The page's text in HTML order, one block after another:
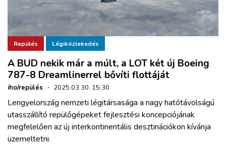
ELLÁTÁSI LÁNC
ZÖLDÚT
HAJÓZÁS
BLOG
ARCHÍVUM
Repülés Légiközlekedés
A BUD nekik már a múlt, a LOT két új Boeing
787-8 Dreamlinerrel bővíti flottáját
iho/repülés · 2025.03.30. 15:30
Lengyelország nemzeti légitársasága a nagy hatótávolságú
utasszállító repülőgépeket fejlesztési koncepciójának
megfelelően az új interkontinentális desztinációkon kívánja
üzemeltetni.